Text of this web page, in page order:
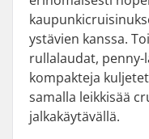
ystävien kanssa.
rullalaudat,
kompakteja
samalla leikkisää
jalkakäytävällä.